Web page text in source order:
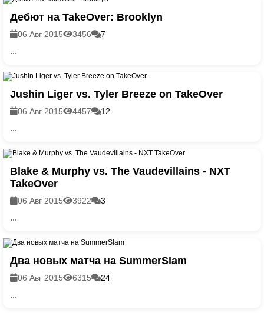
Дебют на TakeOver: Brooklyn
06 Авг 2015 3456 7
...
Jushin Liger vs. Tyler Breeze on TakeOver
06 Авг 2015 4457 12
...
Blake & Murphy vs. The Vaudevillains - NXT
TakeOver
06 Авг 2015 3922 3
...
Два новых матча на SummerSlam
06 Авг 2015 6315 24
...